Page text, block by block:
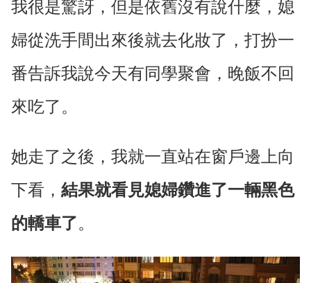
我很是驚訝，但是依舊沒有說什麼，媳
婦從洗手間出來後就去化妝了，打扮一
番告訴我說今天有同學聚會，晚飯不回
來吃了。
她走了之後，我就一直站在窗戶邊上向
下看， 結果就看見媳婦鑽進了一輛黑色
的轎車了。